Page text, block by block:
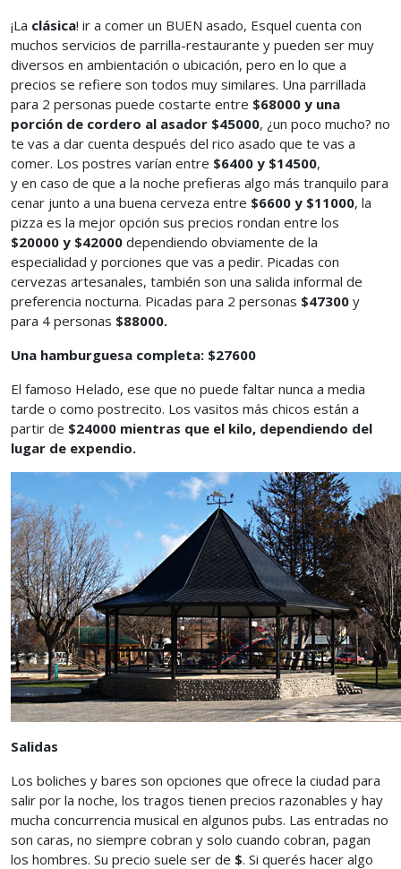
¡La clásica! ir a comer un BUEN asado, Esquel cuenta con
muchos servicios de parrilla-restaurante y pueden ser muy
diversos en ambientación o ubicación, pero en lo que a
precios se refiere son todos muy similares. Una parrillada
para 2 personas puede costarte entre $68000 y una
porción de cordero al asador $45000, ¿un poco mucho? no
te vas a dar cuenta después del rico asado que te vas a
comer. Los postres varían entre $6400 y $14500,
y en caso de que a la noche prefieras algo más tranquilo para
cenar junto a una buena cerveza entre $6600 y $11000, la
pizza es la mejor opción sus precios rondan entre los
$20000 y $42000 dependiendo obviamente de la
especialidad y porciones que vas a pedir. Picadas con
cervezas artesanales, también son una salida informal de
preferencia nocturna. Picadas para 2 personas $47300 y
para 4 personas $88000.
Una hamburguesa completa: $27600
El famoso Helado, ese que no puede faltar nunca a media
tarde o como postrecito. Los vasitos más chicos están a
partir de $24000 mientras que el kilo, dependiendo del
lugar de expendio.
Salidas
Los boliches y bares son opciones que ofrece la ciudad para
salir por la noche, los tragos tienen precios razonables y hay
mucha concurrencia musical en algunos pubs. Las entradas no
son caras, no siempre cobran y solo cuando cobran, pagan
los hombres. Su precio suele ser de $. Si querés hacer algo